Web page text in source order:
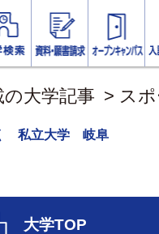
大学記事 > ス
私立大学 岐阜
大学TOP